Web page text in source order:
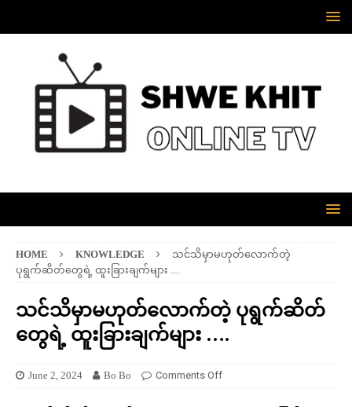
HOME KNOWLEDGE
သင်သိမှာမဟုတ်လောက်တဲ့
ပုရွက်ဆိတ်တွေရဲ့ ထူးခြားချက်များ ….
သင်သိမှာမဟုတ်လောက်တဲ့ ပုရွက်ဆိတ်
တွေရဲ့ ထူးခြားချက်များ ….
June 2, 2024 Bo Bo Comments Off